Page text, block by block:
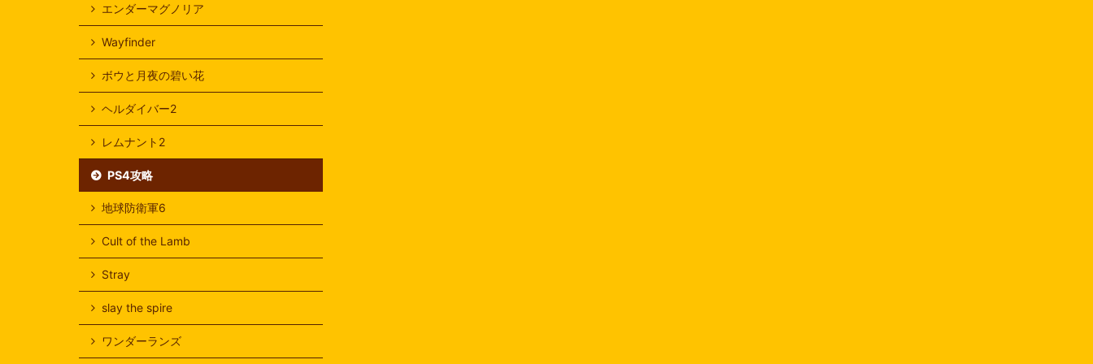
エンダーマグノリア
Wayfinder
ボウと月夜の碧い花
ヘルダイバー2
レムナント2
PS4攻略
地球防衛軍6
Cult of the Lamb
Stray
slay the spire
ワンダーランズ